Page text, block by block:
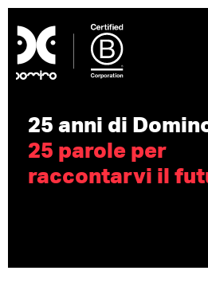
25 anni di
25 parole per
raccontarvi il